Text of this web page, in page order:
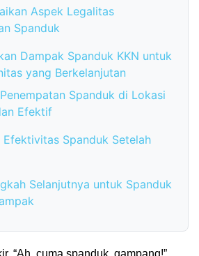
Aspek Legalitas
Spanduk
Dampak Spanduk KKN untuk
yang Berkelanjutan
Spanduk di Lokasi
Efektif
Efektivitas Spanduk Setelah
Selanjutnya untuk Spanduk